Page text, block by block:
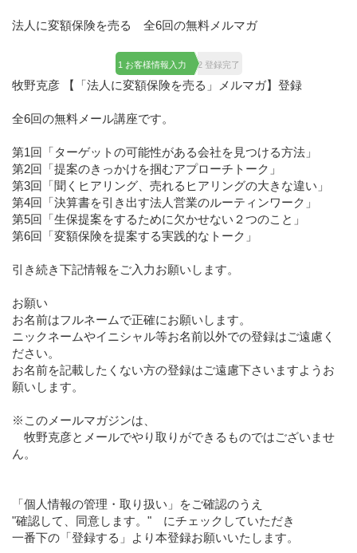
法人に変額保険を売る 全6回の無料メルマガ
1 お客様情報入力 2 登録完了
牧野克彦 【「法人に変額保険を売る」メルマガ】登録
全6回の無料メール講座です。
第1回「ターゲットの可能性がある会社を見つける方法」
第2回「提案のきっかけを掴むアプローチトーク」
第3回「聞くヒアリング、売れるヒアリングの大きな違い」
第4回「決算書を引き出す法人営業のルーティンワーク」
第5回「生保提案をするために欠かせない２つのこと」
第6回「変額保険を提案する実践的なトーク」
引き続き下記情報をご入力お願いします。
お願い
お名前はフルネームで正確にお願いします。
ニックネームやイニシャル等お名前以外での登録はご遠慮く
ださい。
お名前を記載したくない方の登録はご遠慮下さいますようお
願いします。
※このメールマガジンは、
牧野克彦とメールでやり取りができるものではございませ
ん。
「個人情報の管理・取り扱い」をご確認のうえ
"確認して、同意します。" にチェックしていただき
一番下の「登録する」より本登録お願いいたします。